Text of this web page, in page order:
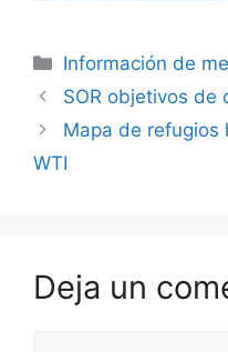
Categorías
Información de
SOR objetivos de
Mapa de refugios
WTI
Deja un